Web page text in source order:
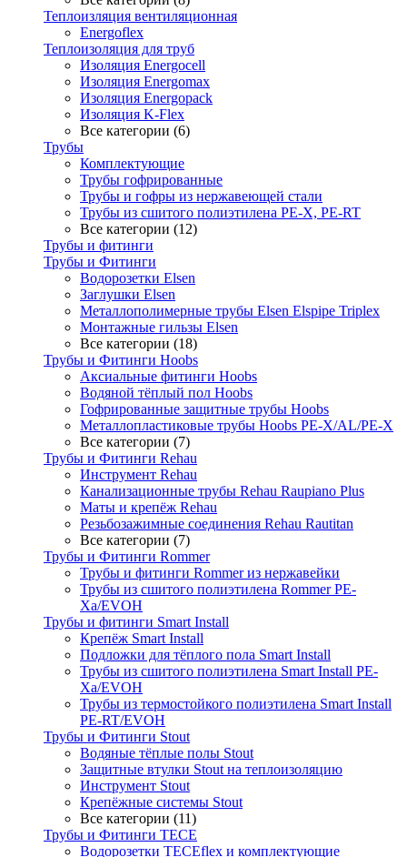
Теплоизляция вентиляционная
Energoflex
Теплоизоляция для труб
Изоляция Energocell
Изоляция Energomax
Изоляция Energopack
Изоляция K-Flex
Все категории (6)
Трубы
Комплектующие
Трубы гофрированные
Трубы и гофры из нержавеющей стали
Трубы из сшитого полиэтилена PE-X, PE-RT
Все категории (12)
Трубы и фитинги
Трубы и Фитинги
Водорозетки Elsen
Заглушки Elsen
Металлополимерные трубы Elsen Elspipe Triplex
Монтажные гильзы Elsen
Все категории (18)
Трубы и Фитинги Hoobs
Аксиальные фитинги Hoobs
Водяной тёплый пол Hoobs
Гофрированные защитные трубы Hoobs
Металлопластиковые трубы Hoobs PE-X/AL/PE-X
Все категории (7)
Трубы и Фитинги Rehau
Инструмент Rehau
Канализационные трубы Rehau Raupiano Plus
Маты и крепёж Rehau
Резьбозажимные соединения Rehau Rautitan
Все категории (7)
Трубы и Фитинги Rommer
Трубы и фитинги Rommer из нержавейки
Трубы из сшитого полиэтилена Rommer PE-
Xa/EVOH
Трубы и фитинги Smart Install
Крепёж Smart Install
Подложки для тёплого пола Smart Install
Трубы из сшитого полиэтилена Smart Install PE-
Xa/EVOH
Трубы из термостойкого полиэтилена Smart Install
PE-RT/EVOH
Трубы и Фитинги Stout
Водяные тёплые полы Stout
Защитные втулки Stout на теплоизоляцию
Инструмент Stout
Крепёжные системы Stout
Все категории (11)
Трубы и Фитинги TECE
Водорозетки TECEflex и комплектующие